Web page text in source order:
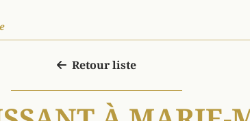
Retour liste